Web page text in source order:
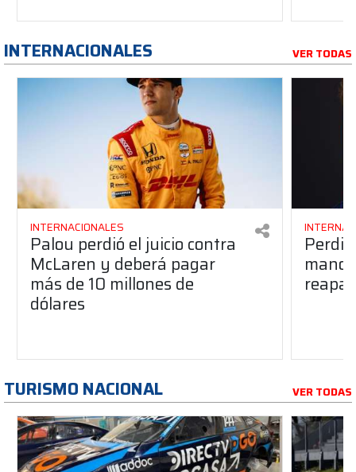
INTERNACIONALES VER TODAS
INTERNACIONALES
Palou perdió el juicio contra
McLaren y deberá pagar
más de 10 millones de
dólares
TURISMO NACIONAL VER TODAS